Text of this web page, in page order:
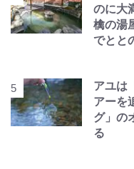
のに大
檎の湯
でとと
アユは
アーを
グ」の
る